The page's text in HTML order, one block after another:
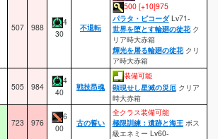
507 988
4
30
不退転
500 [+10]975
パラタ・ピコーダLv71-
世界を堕とす輪廻の徒花ク
リア時大赤箱
輝光を屠る輪廻の徒花クリ
ア時大赤箱
505 984
4
40
戦技昂魂
装備可能
顕現せし星滅の災厄クリア
時大赤箱
723 976
6
00
古の誓い
全クラス装備可能
極限訓練：遺跡と海王ボス
級エネミー Lv60-